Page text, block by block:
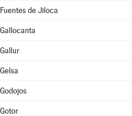
Fuentes de Jiloca
Gallocanta
Gallur
Gelsa
Godojos
Gotor